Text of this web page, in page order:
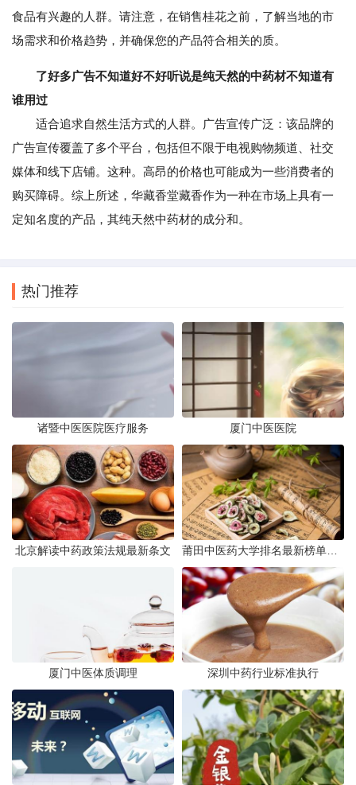
食品有兴趣的人群。请注意，在销售桂花之前，了解当地的市
场需求和价格趋势，并确保您的产品符合相关的质。
了好多广告不知道好不好听说是纯天然的中药材不知道有
谁用过
适合追求自然生活方式的人群。广告宣传广泛：该品牌的
广告宣传覆盖了多个平台，包括但不限于电视购物频道、社交
媒体和线下店铺。这种。高昂的价格也可能成为一些消费者的
购买障碍。综上所述，华藏香堂藏香作为一种在市场上具有一
定知名度的产品，其纯天然中药材的成分和。
热门推荐
诸暨中医医院医疗服务 厦门中医医院
北京解读中药政策法规最新条文
厦门中医体质调理 深圳中药行业标准执行